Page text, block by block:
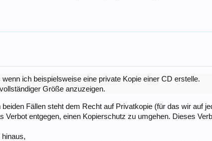
ich beispielsweise eine private Kopie einer CD erstelle.
Größe anzuzeigen.
Fällen steht dem Recht auf Privatkopie (für das wir auf
Verbot entgegen, einen Kopierschutz zu umgehen. Dieses
hinaus,